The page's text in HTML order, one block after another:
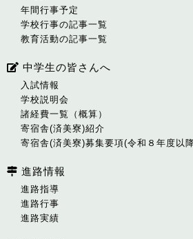
年間行事予定
学校行事の記事一覧
教育活動の記事一覧
中学生の皆さんへ
入試情報
学校説明会
諸経費一覧（概算）
寄宿舎(済美寮)紹介
寄宿舎(済美寮)募集要項(令和８年度以
進路情報
進路指導
進路行事
進路実績